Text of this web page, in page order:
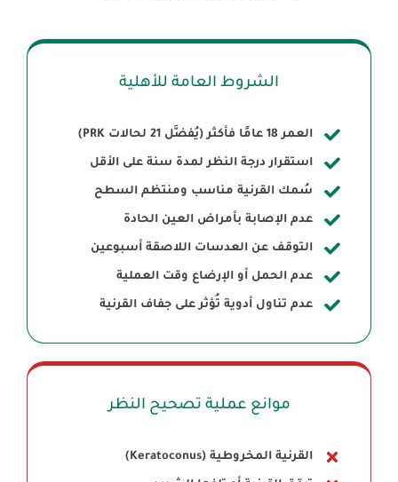
الشروط العامة للأهلية
العمر 18 عامًا فأكثر (يُفضَّل 21 لحالات PRK)
استقرار درجة النظر لمدة سنة على الأقل
سُمك القرنية مناسب ومنتظم السطح
عدم الإصابة بأمراض العين الحادة
التوقف عن العدسات اللاصقة أسبوعين
عدم الحمل أو الإرضاع وقت العملية
عدم تناول أدوية تُؤثر على جفاف القرنية
موانع عملية تصحيح النظر
القرنية المخروطية (Keratoconus)